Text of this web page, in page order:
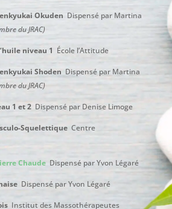
Okuden Dispensé par Martina
du JRAC)
niveau 1 École l’Attitude
Shoden Dispensé par Martina
du JRAC)
1 et 2 Dispensé par Denise Limoge
Squelettique Centre
Chaude Dispensé par Yvon Légaré
Dispensé par Yvon Légaré
Institut des Massothérapeutes